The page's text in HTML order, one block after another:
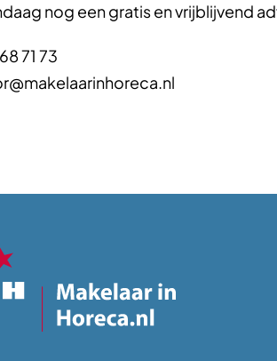
nog een gratis en vrijblijvend
71 73